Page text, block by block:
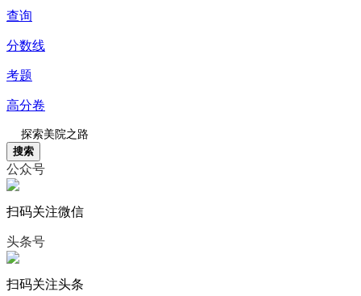
查询
分数线
考题
高分卷
搜索
公众号
扫码关注微信
头条号
扫码关注头条